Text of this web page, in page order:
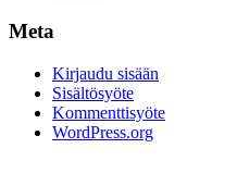
Meta
Kirjaudu sisään
Sisältösyöte
Kommenttisyöte
WordPress.org